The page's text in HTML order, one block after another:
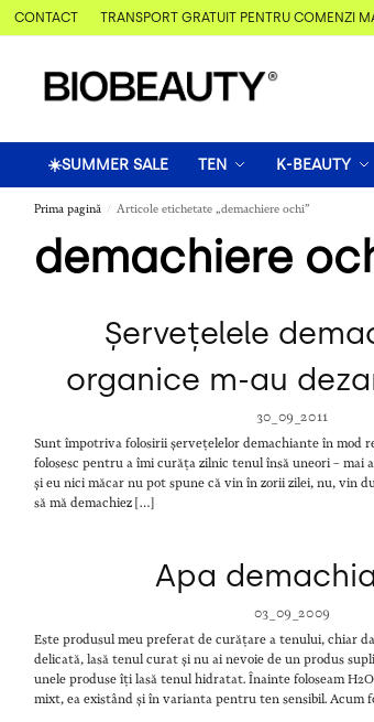
CONTACT TRANSPORT GRATUIT PENTRU COMENZI
☀️SUMMER SALE TEN K-BEAUTY
Prima pagină / Articole etichetate „demachiere ochi”
demachiere
Șervețelele
organice m-au
30_09_2011
Sunt împotriva folosirii șervețelelor demachiante în mod
folosesc pentru a îmi curăța zilnic tenul însă uneori – mai
și eu nici măcar nu pot spune că vin în zorii zilei, nu, vin
să mă demachiez […]
Apa
03_09_2009
Este produsul meu preferat de curățare a tenului, chiar
delicată, lasă tenul curat și nu ai nevoie de un produs
unele produse îți lasă tenul hidratat. Înainte foloseam
mixt, ea existând și în varianta pentru ten sensibil. Acum